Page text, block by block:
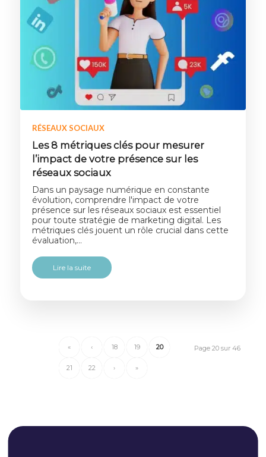
RÉSEAUX SOCIAUX
Les 8 métriques clés pour mesurer
l’impact de votre présence sur les
réseaux sociaux
Dans un paysage numérique en constante
évolution, comprendre l'impact de votre
présence sur les réseaux sociaux est essentiel
pour toute stratégie de marketing digital. Les
métriques clés jouent un rôle crucial dans cette
évaluation,…
Lire la suite
Page 20 sur 46
« ‹ 18 19 20
21 22 › »